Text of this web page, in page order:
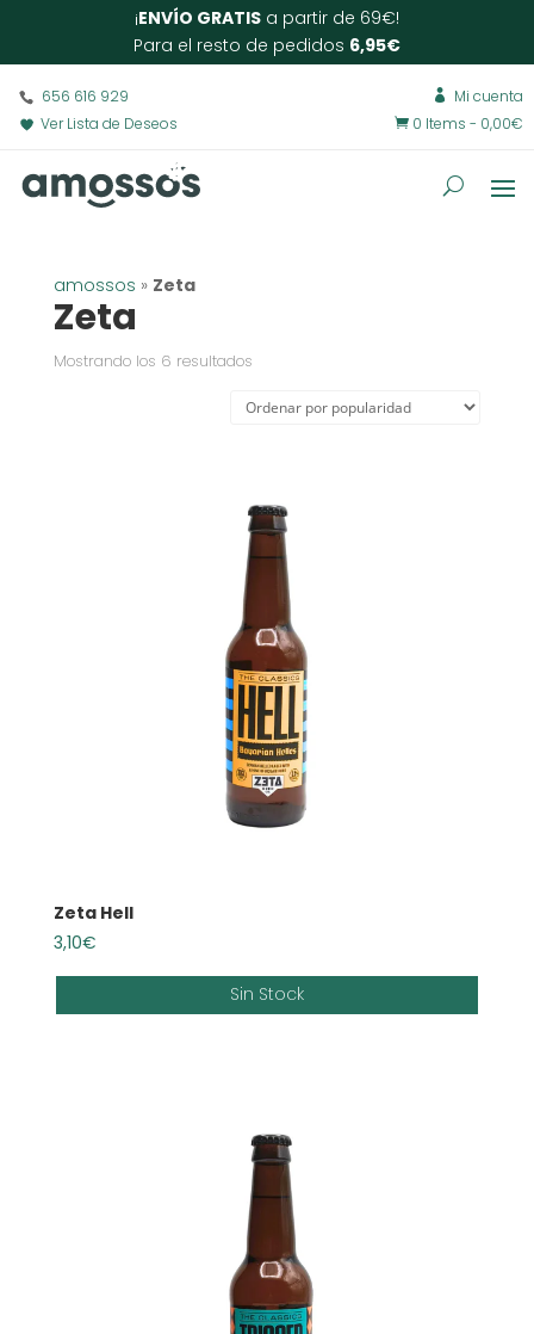
¡ENVÍO GRATIS a partir de 69€!
Para el resto de pedidos 6,95€
656 616 929
Ver Lista de Deseos
 Mi cuenta
 0 Items - 0,00€
amossos » Zeta
Zeta
Mostrando los 6 resultadosOrdenado
popularidad
Zeta Hell
3,10€
Sin Stock